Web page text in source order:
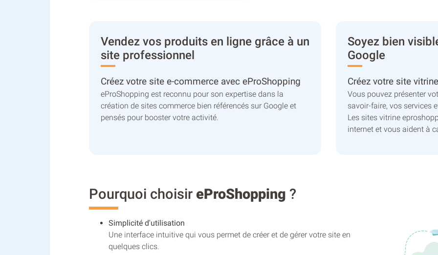
Vendez vos produits en ligne grâce à un
site professionnel
Créez votre site e-commerce avec eProShopping
eProShopping est reconnu pour son expertise dans la
création de sites commerce bien référencés sur Google et
pensés pour booster votre activité.
Soyez bien
Google
Créez votre site
Vous pouvez présenter
savoir-faire, vos services
Les sites vitrine
internet et vous aident à
Pourquoi choisir eProShopping ?
Simplicité d'utilisation
Une interface intuitive qui vous permet de créer et de gérer votre site en
quelques clics.